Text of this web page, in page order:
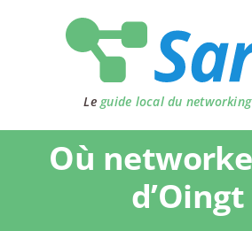
Le guide local du networking
Où
d’Oingt